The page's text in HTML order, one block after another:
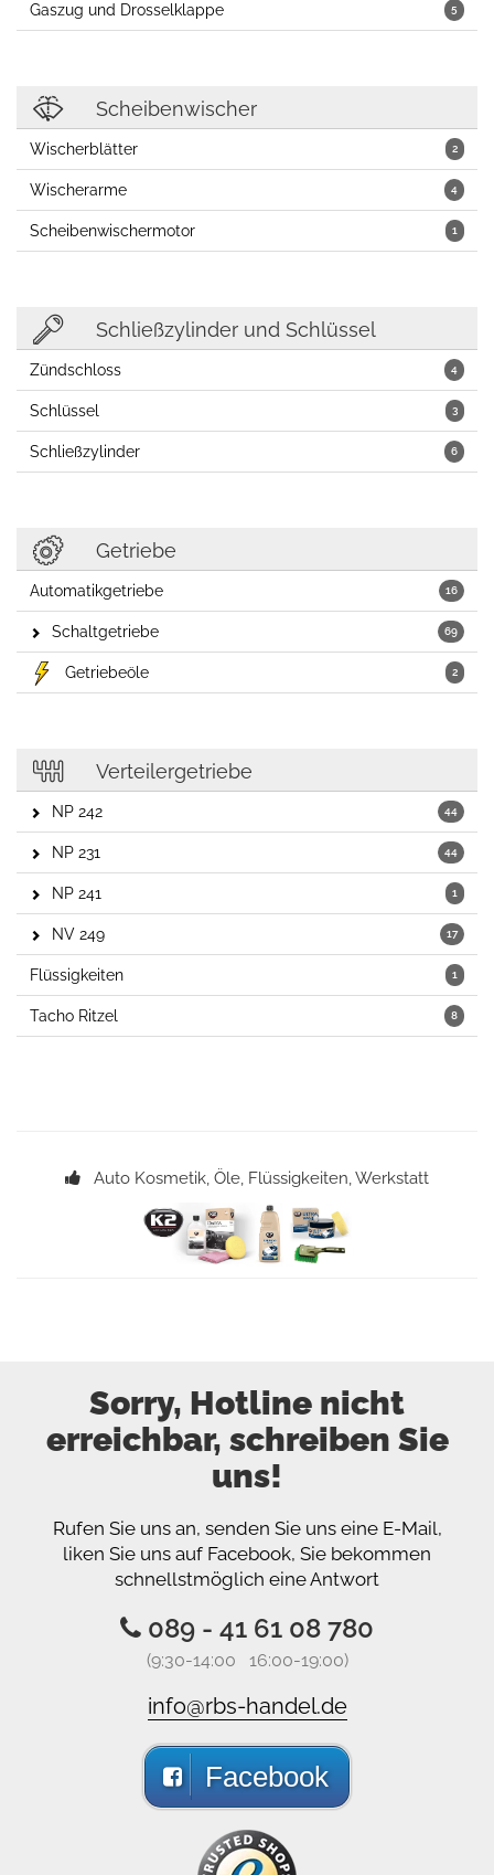
5
Gaszug und Drosselklappe
Scheibenwischer
2
Wischerblätter
4
Wischerarme
1
Scheibenwischermotor
Schließzylinder und Schlüssel
4
Zündschloss
3
Schlüssel
6
Schließzylinder
Getriebe
16
Automatikgetriebe
69
Schaltgetriebe
2
Getriebeöle
Verteilergetriebe
44
NP 242
44
NP 231
1
NP 241
17
NV 249
1
Flüssigkeiten
8
Tacho Ritzel
Auto Kosmetik, Öle, Flüssigkeiten, Werkstatt
Sorry, Hotline nicht
erreichbar, schreiben Sie
uns!
Rufen Sie uns an, senden Sie uns eine E-Mail,
liken Sie uns auf Facebook, Sie bekommen
schnellstmöglich eine Antwort
089 - 41 61 08 780
(9:30-14:00 16:00-19:00)
info@rbs-handel.de
Facebook